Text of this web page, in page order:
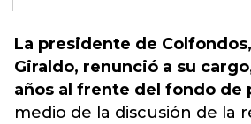
La presidente de
Giraldo, renunció a su
años al frente del fondo de
medio de la discusión de la